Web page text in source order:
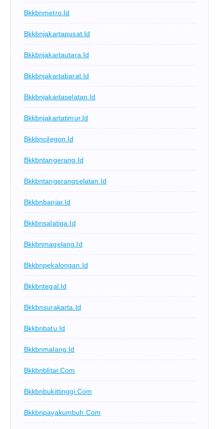
Bkkbnmetro.id
Bkkbnjakartapusat.id
Bkkbnjakartautara.id
Bkkbnjakartabarat.id
Bkkbnjakartaselatan.id
Bkkbnjakartatimur.id
Bkkbncilegon.id
Bkkbntangerang.id
Bkkbntangerangselatan.id
Bkkbnbanjar.id
Bkkbnsalatiga.id
Bkkbnmagelang.id
Bkkbnpekalongan.id
Bkkbntegal.id
Bkkbnsurakarta.id
Bkkbnbatu.id
Bkkbnmalang.id
Bkkbnblitar.com
Bkkbnbukittinggi.com
Bkkbnpayakumbuh.com